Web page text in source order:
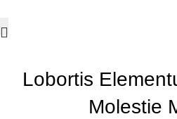
Lobortis
Molestie